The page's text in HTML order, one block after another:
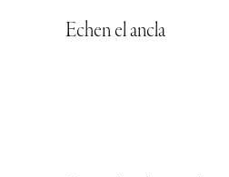
Echen el ancla